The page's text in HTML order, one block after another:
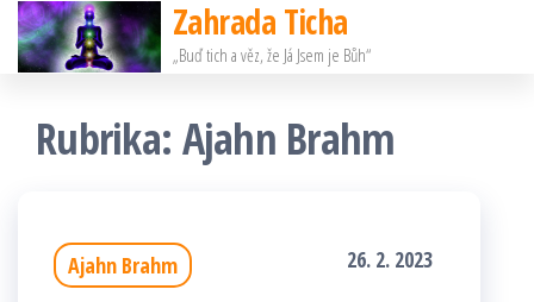
Přeskočit
na
obsah
Zahrada Ticha
„Buď tich a věz, že Já Jsem je Bůh“
Rubrika: Ajahn Brahm
Ajahn Brahm 26. 2. 2023